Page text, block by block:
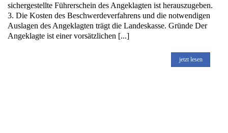
sichergestellte Führerschein des Angeklagten ist herauszugeben.
3. Die Kosten des Beschwerdeverfahrens und die notwendigen
Auslagen des Angeklagten trägt die Landeskasse. Gründe Der
Angeklagte ist einer vorsätzlichen [...]
jetzt lesen